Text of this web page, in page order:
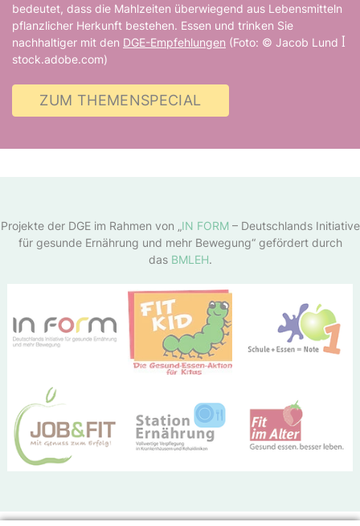
bedeutet, dass die Mahlzeiten überwiegend aus Lebensmitteln
pflanzlicher Herkunft bestehen. Essen und trinken Sie
nachhaltiger mit den DGE-Empfehlungen (Foto: © Jacob Lund ꟾ
stock.adobe.com)
ZUM THEMENSPECIAL
Projekte der DGE im Rahmen von „ IN FORM– Deutschlands Initiative
für gesunde Ernährung und mehr Bewegung“ gefördert durch
das BMLEH.